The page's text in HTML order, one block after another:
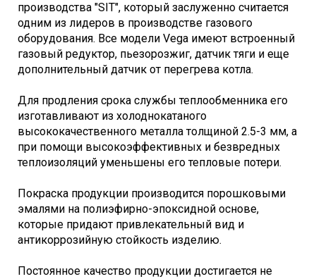
производства "SIT", который заслуженно считается
одним из лидеров в производстве газового
оборудования. Все модели Vega имеют встроенный
газовый редуктор, пьезорозжиг, датчик тяги и еще
дополнительный датчик от перегрева котла.
Для продления срока службы теплообменника его
изготавливают из холоднокатаного
высококачественного металла толщиной 2.5-3 мм, а
при помощи высокоэффективных и безвредных
теплоизоляций уменьшены его тепловые потери.
Покраска продукции производится порошковыми
эмалями на полиэфирно-эпоксидной основе,
которые придают привлекательный вид и
антикоррозийную стойкость изделию.
Постоянное качество продукции достигается не